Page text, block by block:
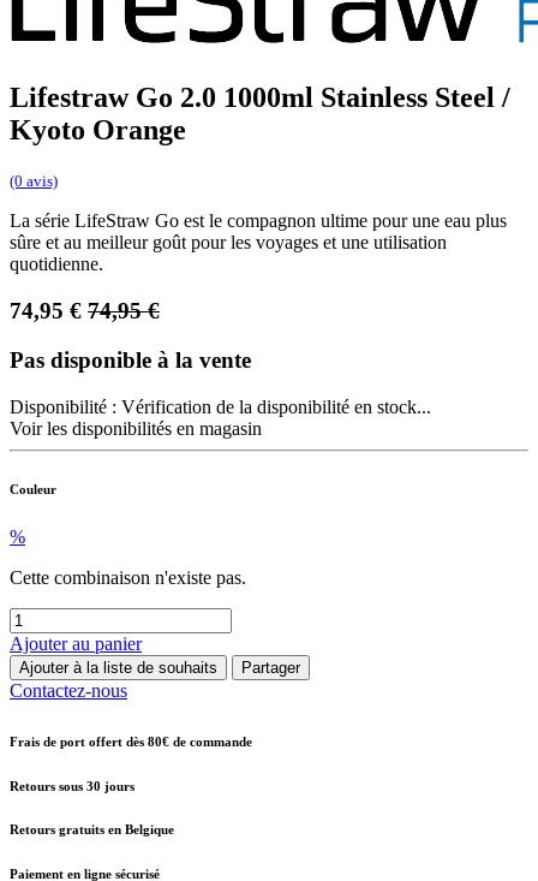
Lifestraw Go 2.0 1000ml Stainless Steel /
Kyoto Orange
(0 avis)
La série LifeStraw Go est le compagnon ultime pour une eau plus
sûre et au meilleur goût pour les voyages et une utilisation
quotidienne.
74,95 € 74,95€
Pas disponible à la vente
Disponibilité : Vérification de la disponibilité en stock...
Voir les disponibilités en magasin
Couleur
%
Cette combinaison n'existe pas.
Ajouter au panier
Ajouter à la liste de souhaits Partager
Contactez-nous
Frais de port offert dès 80€ de commande
Retours sous 30 jours
Retours gratuits en Belgique
Paiement en ligne sécurisé